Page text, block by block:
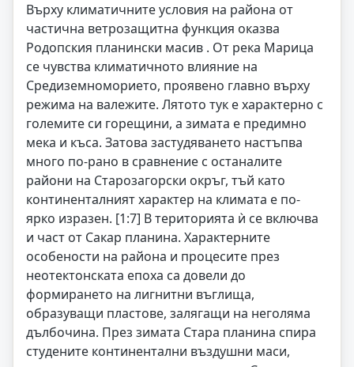
Върху климатичните условия на района от
частична ветрозащитна функция оказва
Родопския планински масив . От река Марица
се чувства климатичното влияние на
Средиземноморието, проявено главно върху
режима на валежите. Лятото тук е характерно с
големите си горещини, а зимата е предимно
мека и къса. Затова застудяването настъпва
много по-рано в сравнение с останалите
райони на Старозагорски окръг, тъй като
континенталният характер на климата е по-
ярко изразен. [1:7] В територията ѝ се включва
и част от Сакар планина. Характерните
особености на района и процесите през
неотектонската епоха са довели до
формирането на лигнитни въглища,
образуващи пластове, залягащи на неголяма
дълбочина. През зимата Стара планина спира
студените континентални въздушни маси,